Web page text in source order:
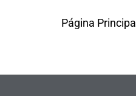
Página Principal